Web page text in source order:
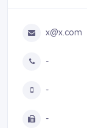
x@x.com
-
-
-